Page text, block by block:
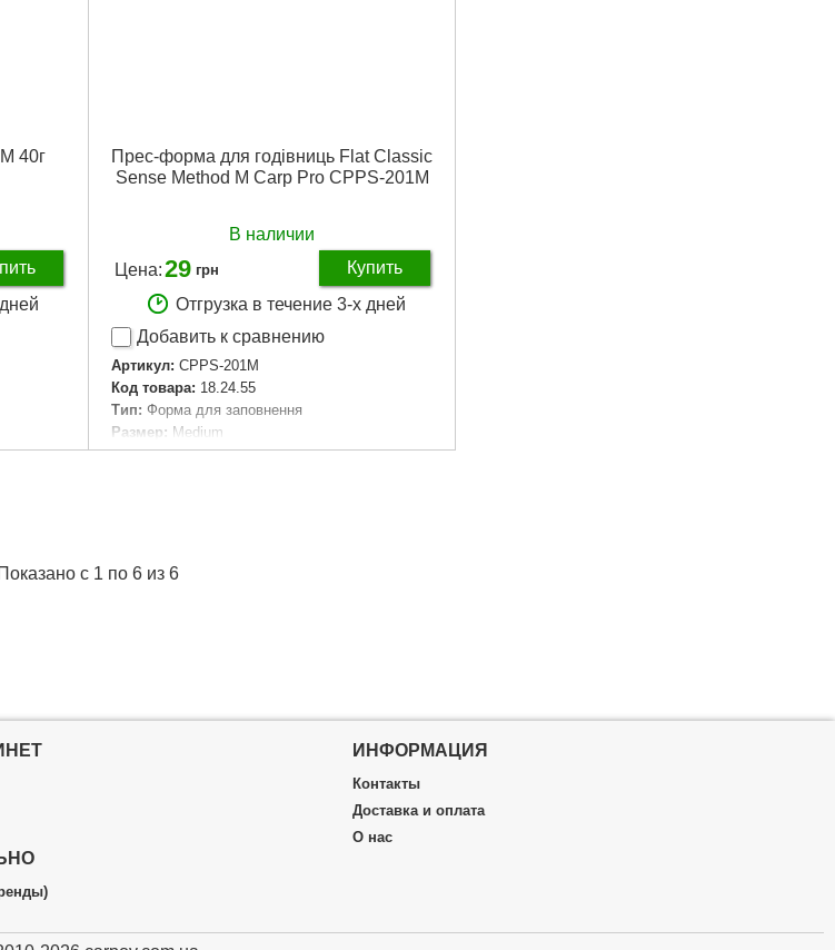
40г
Прес-форма для годівниць Flat Classic
Sense Method M Carp Pro CPPS-201M
В наличии
Цена:29 грн
Купить
Отгрузка в течение 3-х дней
Добавить к сравнению
Артикул: CPPS-201M
Код товара: 18.24.55
Тип: Форма для заповнення
Размер: Medium
Розмір: Medium
Показано с 1 по 6 из 6
ИНФОРМАЦИЯ
Контакты
Доставка и оплата
О нас